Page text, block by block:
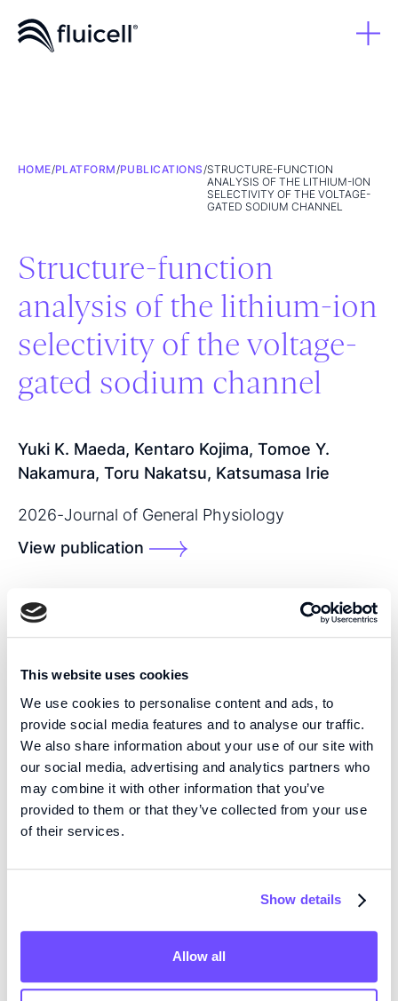
This website uses cookies
We use cookies to personalise content and ads, to
provide social media features and to analyse our traffic.
We also share information about your use of our site with
our social media, advertising and analytics partners who
may combine it with other information that you’ve
provided to them or that they’ve collected from your use
of their services.
Show details
Allow all
HOME/PLATFORM/PUBLICATIONS/STRUCTURE-FUNCTION
ANALYSIS OF THE LITHIUM-ION
SELECTIVITY OF THE VOLTAGE-
GATED SODIUM CHANNEL
Structure-function
analysis of the lithium-ion
selectivity of the voltage-
gated sodium channel
Yuki K. Maeda, Kentaro Kojima, Tomoe Y.
Nakamura, Toru Nakatsu, Katsumasa Irie
2026-Journal of General Physiology
View publication
SHARE THIS PUBLICATION:
KOMPETENS
Vi är pionjärer inom vävnadsteknik med hög precision
och mikrofluidik med öppen volym, och utvecklar
KONTAKT
SE — 431 37 Mölndal